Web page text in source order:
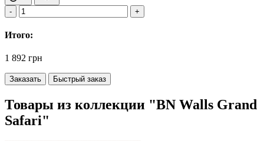
Итого:
1 892 грн
Заказать Быстрый заказ
Товары из коллекции "BN Walls Grand
Safari"